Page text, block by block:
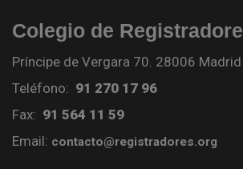
Colegio de
Príncipe de Vergara 70. 28006 Madrid
Teléfono: 91 270 17 96
Fax: 91 564 11 59
Email: contacto@registradores.org